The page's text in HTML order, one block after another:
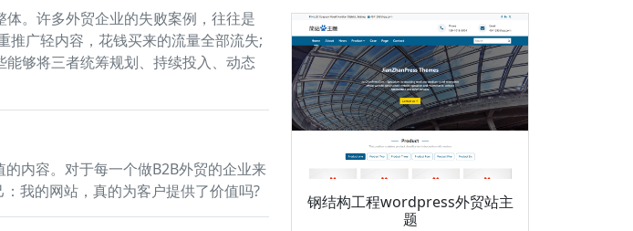
。许多外贸企业的失败案例，往往是
推广轻内容，花钱买来的流量全部流失;
够将三者统筹规划、持续投入、动态
内容。对于每一个做B2B外贸的企业来
我的网站，真的为客户提供了价值吗?
钢结构工程wordpress外贸站主
题